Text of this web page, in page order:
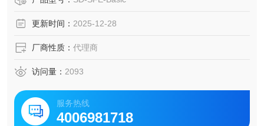
更新时间： 2025-12-28
厂商性质： 代理商
访问量： 2093
服务热线
4006981718